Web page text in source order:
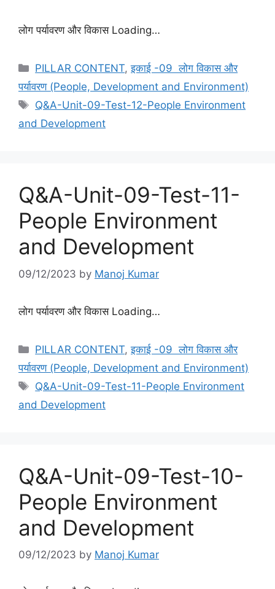
लोग पर्यावरण और विकास Loading…
Categories
PILLAR CONTENT,इकाई -09 लोग विकास और
पर्यावरण (People, Development and Environment)
Tags
Q&A-Unit-09-Test-12-People Environment
and Development
Q&A-Unit-09-Test-11-
People Environment
and Development
09/12/2023 by Manoj Kumar
लोग पर्यावरण और विकास Loading…
Categories
PILLAR CONTENT,इकाई -09 लोग विकास और
पर्यावरण (People, Development and Environment)
Tags
Q&A-Unit-09-Test-11-People Environment
and Development
Q&A-Unit-09-Test-10-
People Environment
and Development
09/12/2023 by Manoj Kumar